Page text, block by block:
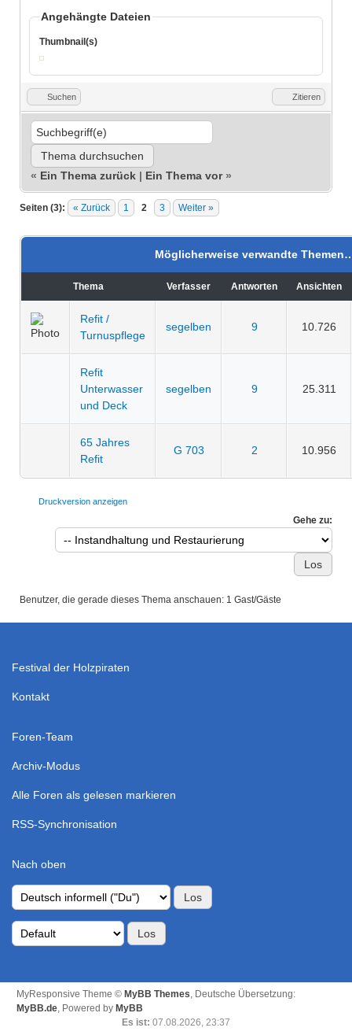
Angehängte Dateien
Thumbnail(s)
Suchen Zitieren
« Ein Thema zurück | Ein Thema vor»
Seiten (3): « Zurück 1 2 3 Weiter »
Möglicherweise verwandte
Thema Verfasser Antworten Ansichten
Refit /
Turnuspflege
segelben 9 10.726
Refit
Unterwasser
und Deck
segelben 9 25.311
65 Jahres
Refit
G 703 2 10.956
Druckversion anzeigen
Gehe zu:
Benutzer, die gerade dieses Thema anschauen: 1 Gast/Gäste
Festival der Holzpiraten
Kontakt
Foren-Team
Archiv-Modus
Alle Foren als gelesen markieren
RSS-Synchronisation
Nach oben
MyResponsive Theme © MyBB Themes, Deutsche Übersetzung:
MyBB.de, Powered by MyBB
Es ist: 07.08.2026, 23:37